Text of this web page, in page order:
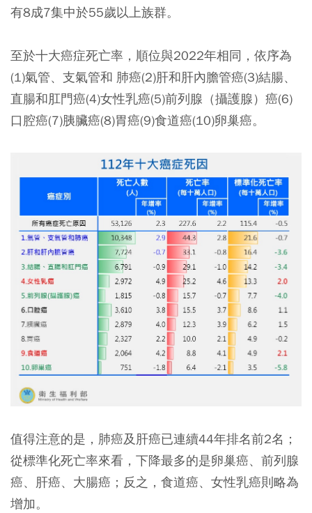
有8成7集中於55歲以上族群。
至於十大癌症死亡率，順位與2022年相同，依序為
(1)氣管、支氣管和 肺癌(2)肝和肝內膽管癌(3)結腸、
直腸和肛門癌(4)女性乳癌(5)前列腺（攝護腺）癌(6)
口腔癌(7)胰臟癌(8)胃癌(9)食道癌(10)卵巢癌。
值得注意的是，肺癌及肝癌已連續44年排名前2名；
從標準化死亡率來看，下降最多的是卵巢癌、前列腺
癌、肝癌、大腸癌；反之，食道癌、女性乳癌則略為
增加。